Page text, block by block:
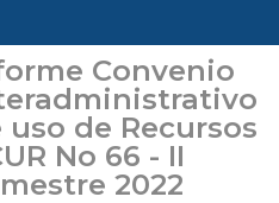
Convenio
uso de Recursos
No 66 - II
2022